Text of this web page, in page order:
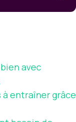
avec
à entraîner grâce